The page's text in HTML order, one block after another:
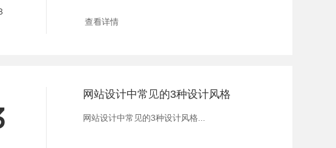
查看详情
网站设计中常见的3种设计风格
网站设计中常见的3种设计风格...